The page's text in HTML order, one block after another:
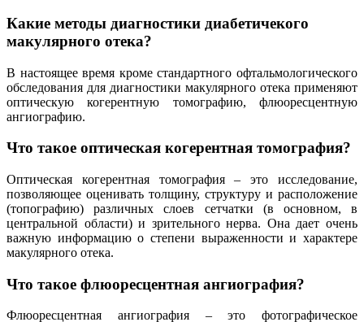
Какие методы диагностики диабетичекого
макулярного отека?
В настоящее время кроме стандартного офтальмологического
обследования для диагностики макулярного отека применяют
оптическую когерентную томографию, флюоресцентную
ангиографию.
Что такое оптическая когерентная томография?
Оптическая когерентная томография – это исследование,
позволяющее оценивать толщину, структуру и расположение
(топографию) различных слоев сетчатки (в основном, в
центральной области) и зрительного нерва. Она дает очень
важную информацию о степени выраженности и характере
макулярного отека.
Что такое флюоресцентная ангиография?
Флюоресцентная ангиография – это фотографическое